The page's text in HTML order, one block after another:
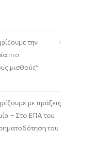
την
πιο
μισθούς”
με πράξεις
– Στο ΕΠΑ του
του